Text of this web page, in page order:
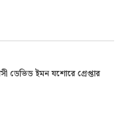
ডেভিড ইমন যশোরে গ্রেপ্তার